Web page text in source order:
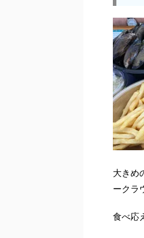
大きめ
ークラ
食べ応